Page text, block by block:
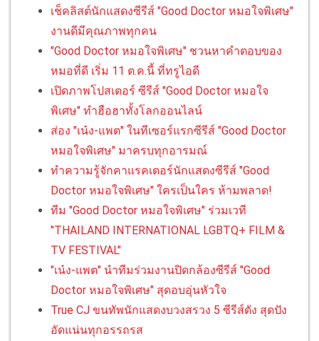
เช็คลิสต์นักแสดงซีรีส์ "Good Doctor หมอใจพิเศษ"
งานดีมีคุณภาพทุกคน
"Good Doctor หมอใจพิเศษ" ชวนหาคำตอบของ
หมอที่ดี เริ่ม 11 ต.ค.นี้ ที่ทรูไอดี
เปิดภาพโปสเตอร์ ซีรีส์ "Good Doctor หมอใจ
พิเศษ" ทำฮือฮาทั้งโลกออนไลน์
ส่อง "เน๋ง-แพต" ในทีเซอร์แรกซีรีส์ "Good Doctor
หมอใจพิเศษ" มาครบทุกอารมณ์
ทำความรู้จักคาแรคเตอร์นักแสดงซีรีส์ "Good
Doctor หมอใจพิเศษ" ใครเป็นใคร ห้ามพลาด!
ทีม "Good Doctor หมอใจพิเศษ" ร่วมเวที
"THAILAND INTERNATIONAL LGBTQ+ FILM &
TV FESTIVAL"
"เน๋ง-แพต" นำทีมร่วมงานปิดกล้องซีรีส์ "Good
Doctor หมอใจพิเศษ" สุดอบอุ่นหัวใจ
True CJ ขนทัพนักแสดงบวงสรวง 5 ซีรีส์ดัง สุดปัง
อัดแน่นทุกอรรถรส